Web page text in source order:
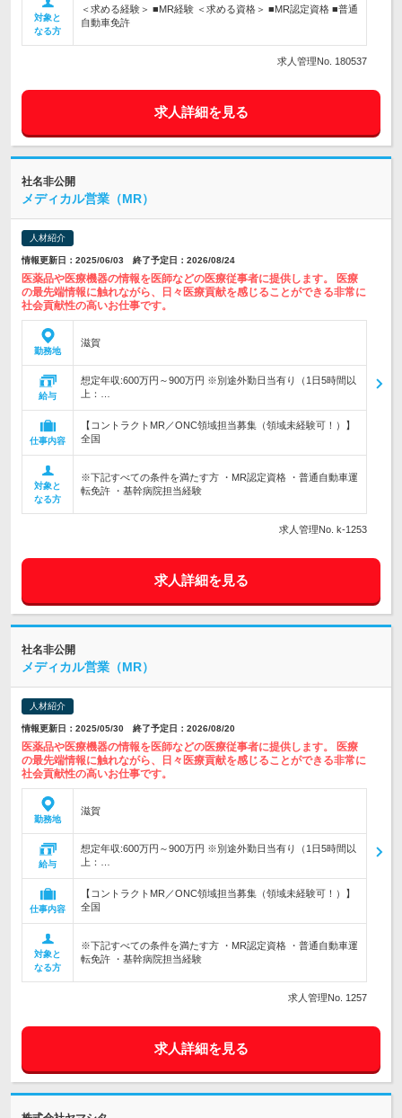
対象と
なる方
＜求める経験＞ ■MR経験 ＜求める資格＞ ■MR認定資格 ■普通
自動車免許
求人管理No. 180537
求人詳細を見る
社名非公開
メディカル営業（MR）
人材紹介
情報更新日：2025/06/03 終了予定日：2026/08/24
医薬品や医療機器の情報を医師などの医療従事者に提供します。 医療
の最先端情報に触れながら、日々医療貢献を感じることができる非常に
社会貢献性の高いお仕事です。
勤務地
滋賀
給与
想定年収:600万円～900万円 ※別途外勤日当有り（1日5時間以
上：…
仕事内容
【コントラクトMR／ONC領域担当募集（領域未経験可！）】
全国
対象と
なる方
※下記すべての条件を満たす方 ・MR認定資格 ・普通自動車運
転免許 ・基幹病院担当経験
求人管理No. k-1253
求人詳細を見る
社名非公開
メディカル営業（MR）
人材紹介
情報更新日：2025/05/30 終了予定日：2026/08/20
医薬品や医療機器の情報を医師などの医療従事者に提供します。 医療
の最先端情報に触れながら、日々医療貢献を感じることができる非常に
社会貢献性の高いお仕事です。
勤務地
滋賀
給与
想定年収:600万円～900万円 ※別途外勤日当有り（1日5時間以
上：…
仕事内容
【コントラクトMR／ONC領域担当募集（領域未経験可！）】
全国
対象と
なる方
※下記すべての条件を満たす方 ・MR認定資格 ・普通自動車運
転免許 ・基幹病院担当経験
求人管理No. 1257
求人詳細を見る